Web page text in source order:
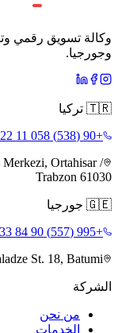
وكالة تسويق رقمي
وجورجيا.
🇹🇷 تركيا
+90 (538) 058 11 22
Ortahisar /
Trabzon 61030
🇬🇪 جورجيا
+995 (557) 90 84 33
St. 18, Batumi
الشركة
من نحن
الخدمات